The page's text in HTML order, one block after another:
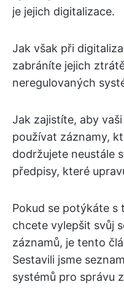
je jejich digitalizace.
Jak však při
zabráníte jejich
neregulovaných
Jak zajistíte, aby
používat záznamy,
dodržujete neustále
předpisy, které
Pokud se potýkáte s
chcete vylepšit svůj
záznamů, je tento
Sestavili jsme
systémů pro správu